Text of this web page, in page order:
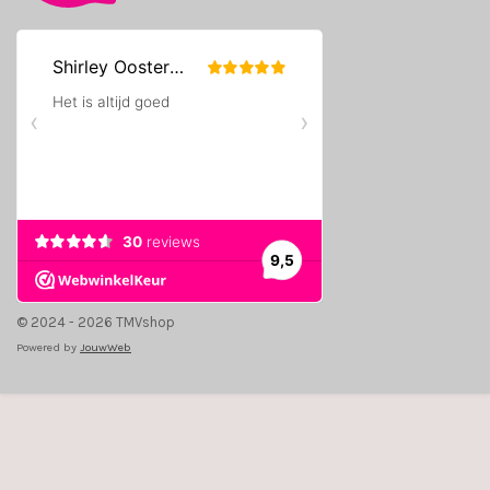
© 2024 - 2026 TMVshop
Powered by JouwWeb